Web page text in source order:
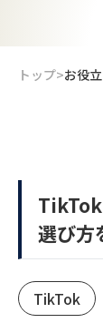
トップ>お役
TikTok
選び方
TikTok